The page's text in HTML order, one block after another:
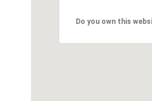
Do you own this